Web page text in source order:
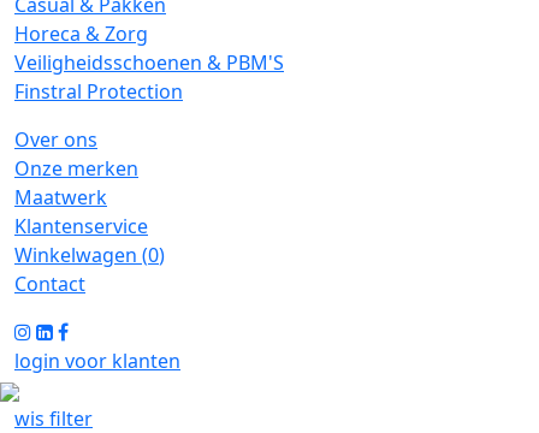
Horeca & Zorg
Veiligheidsschoenen & PBM'S
Finstral Protection
Over ons
Onze merken
Maatwerk
Klantenservice
Winkelwagen (0)
Contact
login voor klanten
wis filter